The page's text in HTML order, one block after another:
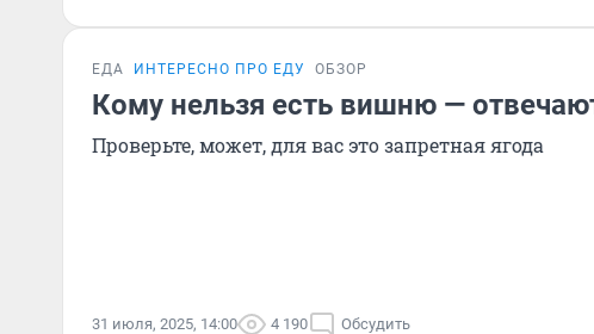
ЕДА ИНТЕРЕСНО ПРО ЕДУ ОБЗОР
Кому нельзя есть вишню —
Проверьте, может, для вас это запретная ягода
31 июля, 2025, 14:00 4 190 Обсудить